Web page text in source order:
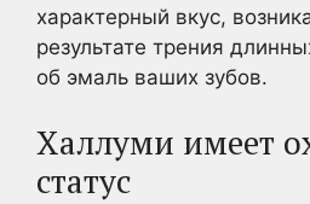
характерный вкус,
результате трения
об эмаль ваших зубов.
Халлуми имеет
статус